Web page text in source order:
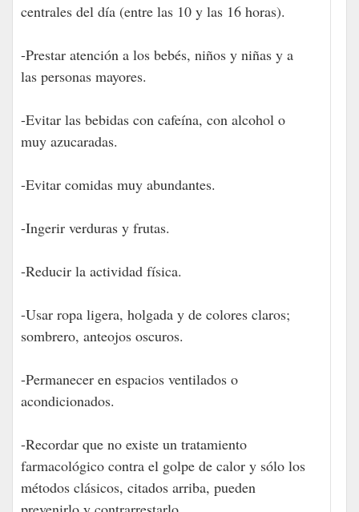
centrales del día (entre las 10 y las 16 horas).
-Prestar atención a los bebés, niños y niñas y a
las personas mayores.
-Evitar las bebidas con cafeína, con alcohol o
muy azucaradas.
-Evitar comidas muy abundantes.
-Ingerir verduras y frutas.
-Reducir la actividad física.
-Usar ropa ligera, holgada y de colores claros;
sombrero, anteojos oscuros.
-Permanecer en espacios ventilados o
acondicionados.
-Recordar que no existe un tratamiento
farmacológico contra el golpe de calor y sólo los
métodos clásicos, citados arriba, pueden